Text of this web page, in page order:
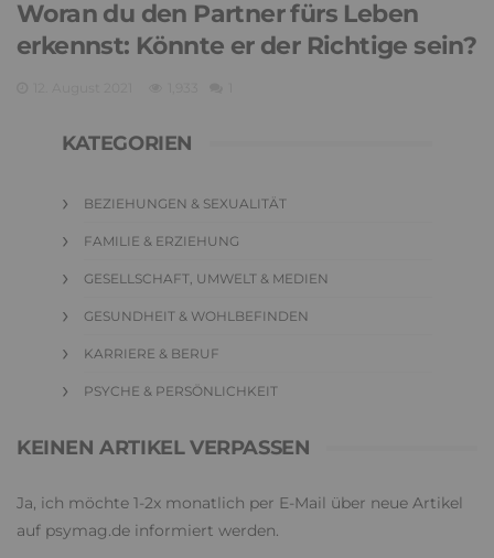
Woran du den Partner fürs Leben
erkennst: Könnte er der Richtige sein?
KATEGORIEN
BEZIEHUNGEN & SEXUALITÄT
FAMILIE & ERZIEHUNG
GESELLSCHAFT, UMWELT & MEDIEN
GESUNDHEIT & WOHLBEFINDEN
KARRIERE & BERUF
PSYCHE & PERSÖNLICHKEIT
KEINEN ARTIKEL VERPASSEN
Ja, ich möchte 1-2x monatlich per E-Mail über neue Artikel
auf psymag.de informiert werden.